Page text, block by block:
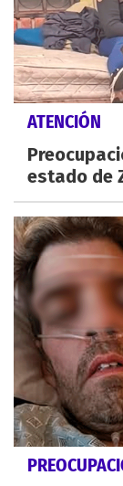
ATENCIÓN
estado de